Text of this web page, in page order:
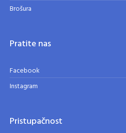
Brošura
Pratite nas
Facebook
Instagram
Pristupačnost